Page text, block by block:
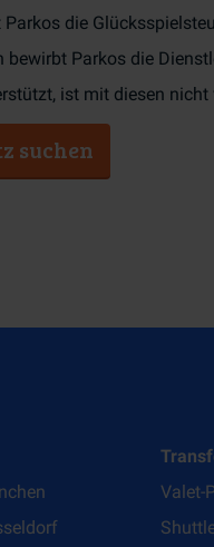
die
bewirbt Parkos die
ist mit diesen
suchen
Valet-